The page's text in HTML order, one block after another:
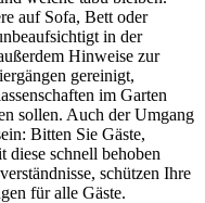
auf Sofa, Bett oder
in der
Hinweise zur
gereinigt,
im Garten
sollen. Auch der Umgang
Bitten Sie Gäste,
diese schnell behoben
schützen Ihre
für alle Gäste.